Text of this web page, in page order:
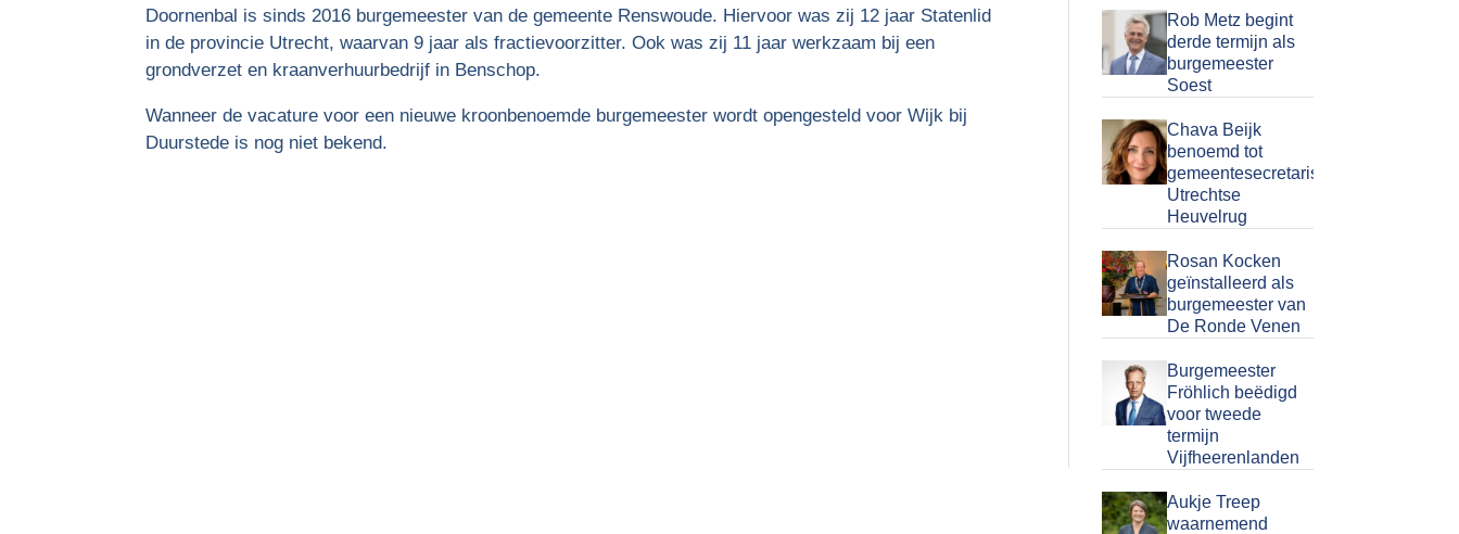
Doornenbal is sinds 2016 burgemeester van de gemeente Renswoude. Hiervoor was zij 12 jaar Statenlid
in de provincie Utrecht, waarvan 9 jaar als fractievoorzitter. Ook was zij 11 jaar werkzaam bij een
grondverzet en kraanverhuurbedrijf in Benschop.
Wanneer de vacature voor een nieuwe kroonbenoemde burgemeester wordt opengesteld voor Wijk bij
Duurstede is nog niet bekend.
Rob Metz begint
derde termijn als
burgemeester
Soest
Chava Beijk
benoemd tot
gemeentesecretaris
Utrechtse
Heuvelrug
Rosan Kocken
geïnstalleerd als
burgemeester van
De Ronde Venen
Burgemeester
Fröhlich beëdigd
voor tweede
termijn
Vijfheerenlanden
Aukje Treep
waarnemend